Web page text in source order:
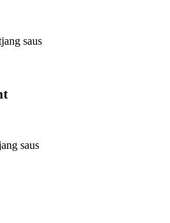
saus
saus